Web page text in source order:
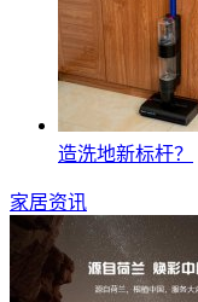
造洗地新标杆？
家居资讯